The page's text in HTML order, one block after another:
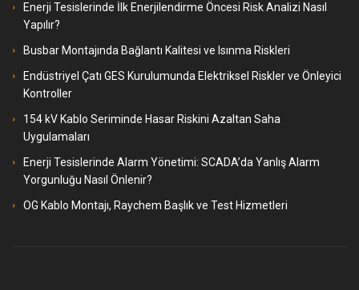
Enerji Tesislerinde İlk Enerjilendirme Öncesi Risk Analizi Nasıl
Yapılır?
Busbar Montajında Bağlantı Kalitesi ve Isınma Riskleri
Endüstriyel Çatı GES Kurulumunda Elektriksel Riskler ve Önleyici
Kontroller
154 kV Kablo Seriminde Hasar Riskini Azaltan Saha
Uygulamaları
Enerji Tesislerinde Alarm Yönetimi: SCADA’da Yanlış Alarm
Yorgunluğu Nasıl Önlenir?
OG Kablo Montajı, Raychem Başlık ve Test Hizmetleri